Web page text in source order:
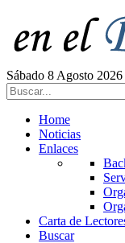
Sábado 8 Agosto 2026
Home
Noticias
Enlaces
Carta de
Buscar